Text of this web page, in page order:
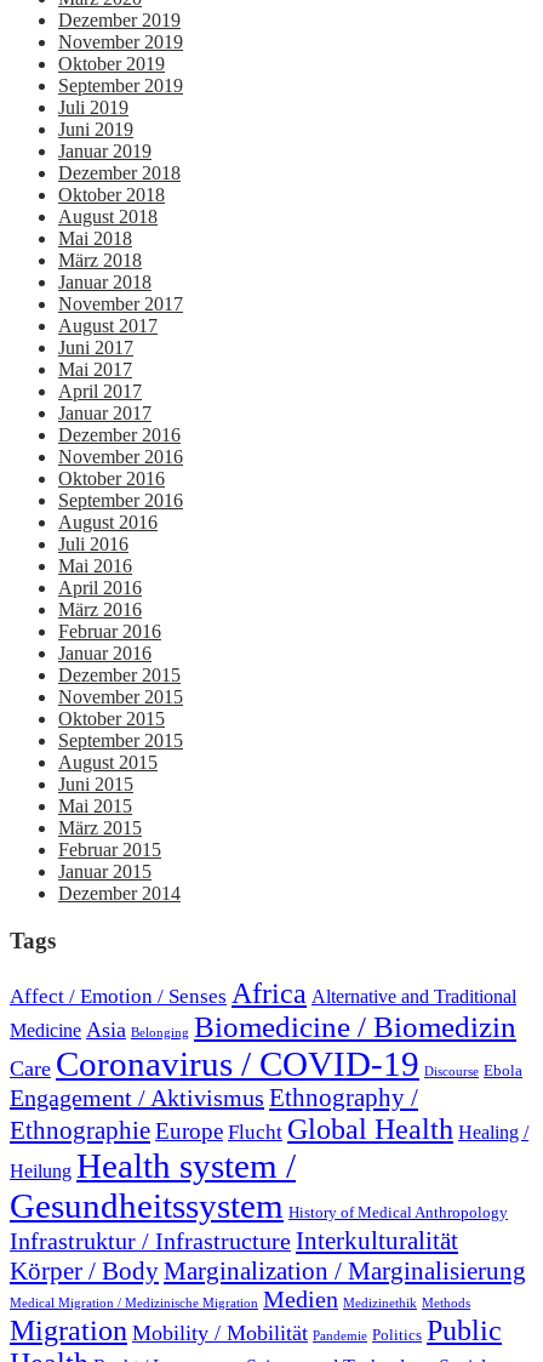
Dezember 2019
November 2019
Oktober 2019
September 2019
Juli 2019
Juni 2019
Januar 2019
Dezember 2018
Oktober 2018
August 2018
Mai 2018
März 2018
Januar 2018
November 2017
August 2017
Juni 2017
Mai 2017
April 2017
Januar 2017
Dezember 2016
November 2016
Oktober 2016
September 2016
August 2016
Juli 2016
Mai 2016
April 2016
März 2016
Februar 2016
Januar 2016
Dezember 2015
November 2015
Oktober 2015
September 2015
August 2015
Juni 2015
Mai 2015
März 2015
Februar 2015
Januar 2015
Dezember 2014
Tags
Affect / Emotion / Senses Africa Alternative and Traditional
Medicine Asia Belonging Biomedicine / Biomedizin
Care Coronavirus / COVID-19 Discourse Ebola
Engagement / Aktivismus Ethnography /
EthnographieEurope Flucht Global Health Healing /
Heilung Health system /
Gesundheitssystem History of Medical Anthropology
Infrastruktur / InfrastructureInterkulturalität
Körper / BodyMarginalization / Marginalisierung
Medical Migration / Medizinische Migration Medien Medizinethik Methods
Migration Mobility / Mobilität Pandemie Politics Public